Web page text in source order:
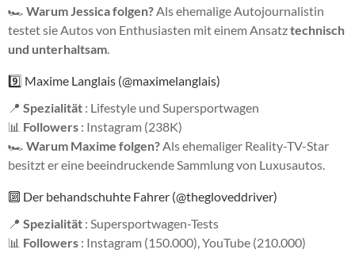
🏎 Warum Jessica folgen? Als ehemalige Autojournalistin
testet sie Autos von Enthusiasten mit einem Ansatztechnisch
und unterhaltsam
9️⃣ Maxime Langlais (@maximelanglais)
📍 Spezialität : Lifestyle und Supersportwagen
📊 Followers : Instagram (238K)
🏎 Warum Maxime folgen? Als ehemaliger Reality-TV-Star
besitzt er eine beeindruckende Sammlung von Luxusautos.
🔟 Der behandschuhte Fahrer (@thegloveddriver)
📍 Spezialität : Supersportwagen-Tests
📊 Followers : Instagram (150.000), YouTube (210.000)